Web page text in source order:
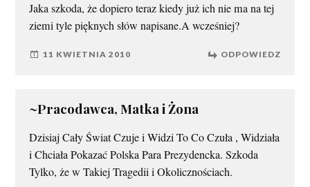
Jaka szkoda, że dopiero teraz kiedy już ich nie ma na tej
ziemi tyle pięknych słów napisane.A wcześniej?
11 KWIETNIA 2010 ODPOWIEDZ
~Pracodawca, Matka i Żona
Dzisiaj Cały Świat Czuje i Widzi To Co Czuła , Widziała
i Chciała Pokazać Polska Para Prezydencka. Szkoda
Tylko, że w Takiej Tragedii i Okolicznościach.